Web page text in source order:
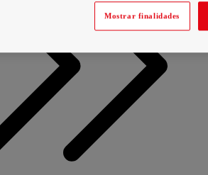
Mostrar finalidades